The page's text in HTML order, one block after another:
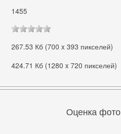
1455
267.53 Кб (700 x 393 пикселей)
424.71 Кб (1280 x 720 пикселей)
Оценка фото